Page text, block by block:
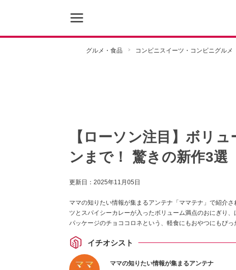
グルメ・食品 コンビニスイーツ・コンビニグルメ
【ローソン注目】ボリ
ンまで！ 驚きの新作3選
更新日： 2025年11月05日
ママの知りたい情報が集まるアンテナ「ママテナ」で紹介
ツとスパイシーカレーが入ったボリューム満点のおにぎり
パッケージのチョココロネという、軽食にもおやつにもぴっ
イチオシスト
ママの知りたい情報が集まるアンテナ